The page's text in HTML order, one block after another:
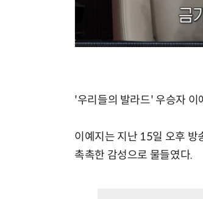
'우리들의 발라드' 우승자
이예지는 지난 15일 오후 방
촉촉한 감성으로 물들였다.